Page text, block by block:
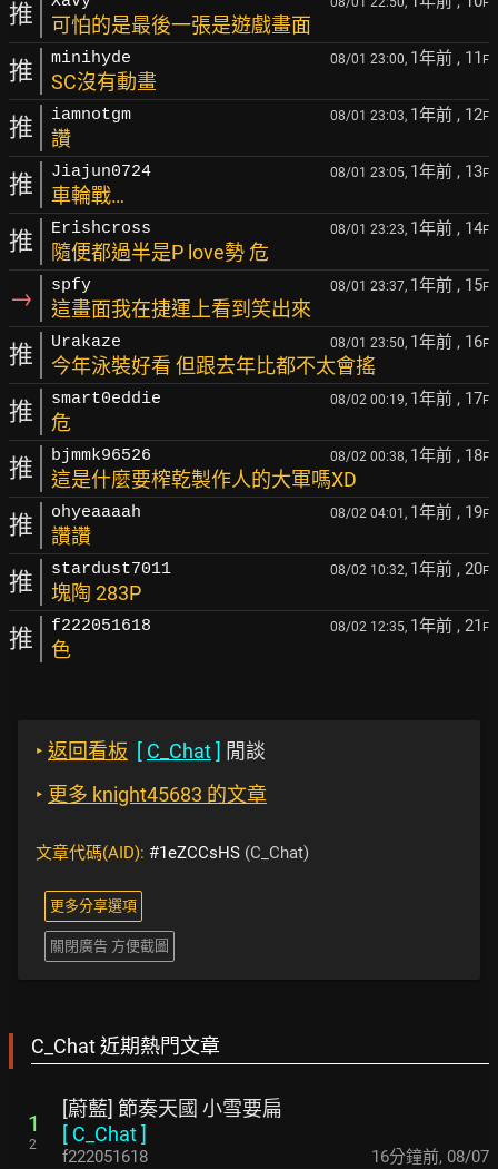
推 F
可怕的是最後一張是遊戲畫面
推 minihyde 08/01 23:00, 1年前 , 11 F
SC沒有動畫
推 iamnotgm 08/01 23:03, 1年前 , 12F
讚
推 Jiajun0724 08/01 23:05, 1年前 , 13F
車輪戰…
推 Erishcross 08/01 23:23, 1年前 , 14F
隨便都過半是P love勢 危
→ spfy 08/01 23:37, 1年前 , 15F
這畫面我在捷運上看到笑出來
推 Urakaze 08/01 23:50, 1年前 , 16F
今年泳裝好看 但跟去年比都不太會搖
推 smart0eddie 08/02 00:19, 1年前 , 17F
危
推 bjmmk96526 08/02 00:38, 1年前 , 18F
這是什麼要榨乾製作人的大軍嗎XD
推 ohyeaaaah 08/02 04:01, 1年前 , 19F
讚讚
推 stardust7011 08/02 10:32, 1年前 , 20F
塊陶 283P
推 f222051618 08/02 12:35, 1年前 , 21 F
色
‣ 返回看板 [ C_Chat] 閒談
‣ 更多 knight45683 的文章
文章代碼(AID): #1eZCCsHS (C_Chat)
更多分享選項
關閉廣告 方便截圖
C_Chat 近期熱門文章
1
2
[蔚藍] 節奏天國 小雪要扁
[ C_Chat]
f222051618 16分鐘前, 08/07